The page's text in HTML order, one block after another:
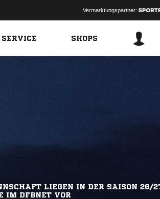
Vermarktungspartner:
SHOPS
LIEGEN IN DER SAISON 26/
IM DFBNET VOR